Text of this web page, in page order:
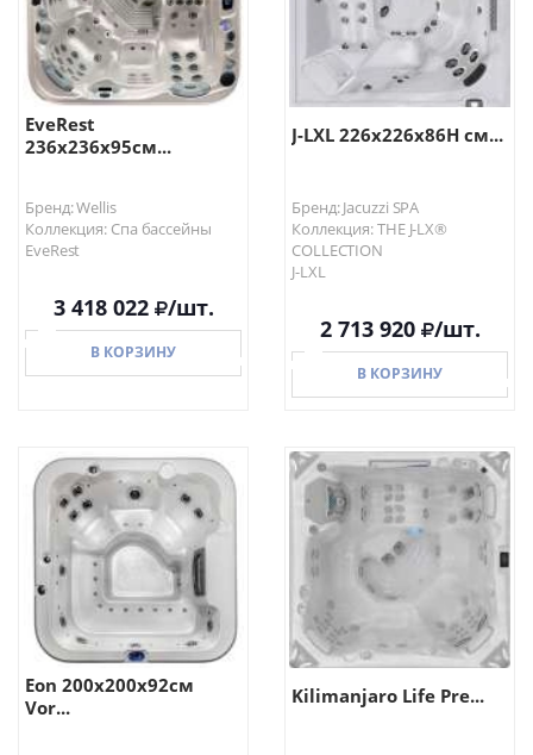
EveRest
236х236х95см...
Бренд: Wellis
Коллекция: Спа бассейны
EveRest
3 418 022 /шт.
В КОРЗИНУ
В КОРЗИНУ
J-LXL 226x226x86H см...
Бренд: Jacuzzi SPA
Коллекция: THE J-LX®
COLLECTION
J-LXL
2 713 920 /шт.
В КОРЗИНУ
В КОРЗИНУ
Eon 200х200х92см
Vor...
Kilimanjaro Life Pre...